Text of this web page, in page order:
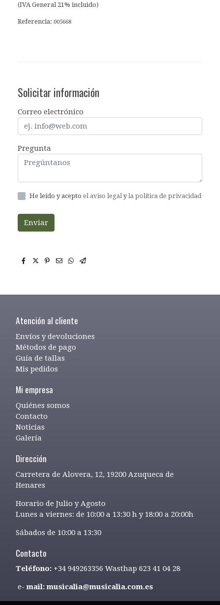
(IVA General 21% incluido)
Referencia: 005668
Solicitar información
Correo electrónico
Pregunta
He leído y acepto el aviso legal yla política de privacidad
Enviar
Atención al cliente
Envíos y devoluciones
Métodos de pago
Guía de tallas
Mis pedidos
Mi empresa
Quiénes somos
Contacto
Noticias
Galería
Dirección
Carretera de Alovera, 12, 19200 Azuqueca de
Henares
Horario de Julio y Agosto
Lunes a viernes: de 10:00 a 13:30 h y 18:00 a 20:00h
Sábados de 10:00 a 13:30
Contacto
Teléfono: +34 949263356 Wasthap 623 41 04 28
e-mail: musicalia@musicalia.com.es